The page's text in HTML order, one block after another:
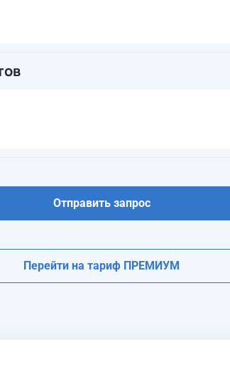
Отправить запрос
Перейти на тариф ПРЕМИУМ